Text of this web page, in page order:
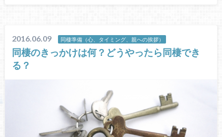
2016.06.09 同棲準備（心、タイミング、親への挨拶）
同棲のきっかけは何？どうやったら同棲でき
る？